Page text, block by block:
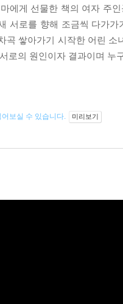
에게 선물한 책의 여자 주
서로를 향해 조금씩 다가
곡 쌓아가기 시작한 어린
로의 원인이자 결과이며 누
보실 수 있습니다. 미리보기